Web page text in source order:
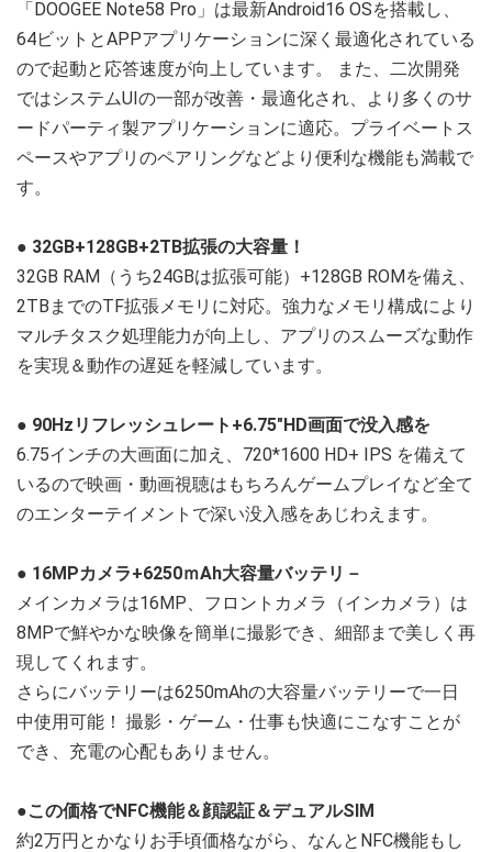
「DOOGEE Note58 Pro」は最新Android16 OSを搭載し、
64ビットとAPPアプリケーションに深く最適化されている
ので起動と応答速度が向上しています。 また、二次開発
ではシステムUIの一部が改善・最適化され、より多くのサ
ードパーティ製アプリケーションに適応。プライベートス
ペースやアプリのペアリングなどより便利な機能も満載で
す。
● 32GB+128GB+2TB拡張の大容量！
32GB RAM（うち24GBは拡張可能）+128GB ROMを備え、
2TBまでのTF拡張メモリに対応。強力なメモリ構成により
マルチタスク処理能力が向上し、アプリのスムーズな動作
を実現＆動作の遅延を軽減しています。
● 90Hzリフレッシュレート+6.75"HD画面で没入感を
6.75インチの大画面に加え、720*1600 HD+ IPS を備えて
いるので映画・動画視聴はもちろんゲームプレイなど全て
のエンターテイメントで深い没入感をあじわえます。
● 16MPカメラ+6250ｍAh大容量バッテリ－
メインカメラは16MP、フロントカメラ（インカメラ）は
8MPで鮮やかな映像を簡単に撮影でき、細部まで美しく再
現してくれます。
さらにバッテリーは6250mAhの大容量バッテリーで一日
中使用可能！ 撮影・ゲーム・仕事も快適にこなすことが
でき、充電の心配もありません。
●この価格でNFC機能＆顔認証＆デュアルSIM
約2万円とかなりお手頃価格ながら、なんとNFC機能もし